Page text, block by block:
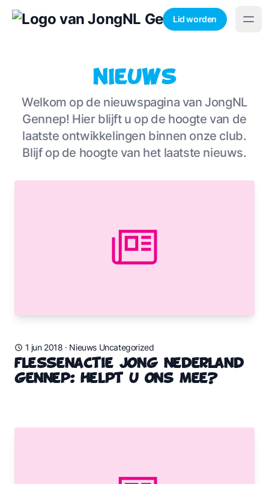
Lid worden
Nieuws
Welkom op de nieuwspagina van JongNL
Gennep! Hier blijft u op de hoogte van de
laatste ontwikkelingen binnen onze club.
Blijf op de hoogte van het laatste nieuws.
1 jun 2018 · Nieuws Uncategorized
Flessenactie Jong Nederland
Gennep: Helpt u ons mee?